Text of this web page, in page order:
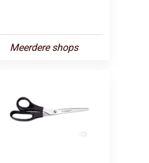
Meerdere shops